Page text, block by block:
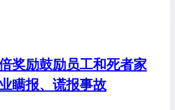
奖励鼓励员工和死者家
瞒报、谎报事故